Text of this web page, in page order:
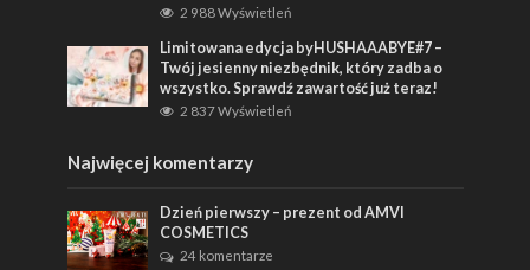
2 988 Wyświetleń
Limitowana edycja byHUSHAAABYE#7 –
Twój jesienny niezbędnik, który zadba o
wszystko. Sprawdź zawartość już teraz!
2 837 Wyświetleń
Najwięcej komentarzy
Dzień pierwszy – prezent od AMVI
COSMETICS
24 komentarze